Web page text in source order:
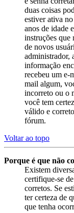
duas coisas
estiver ativa
anos de idade
instruções que
de novos
administrador,
informação
recebeu um e-
mail algum,
incorreto ou o
você tem
válido e
fórum.
Voltar ao topo
Porque é que não
Existem
certifique-se
corretos. Se
ter certeza de
que tenha